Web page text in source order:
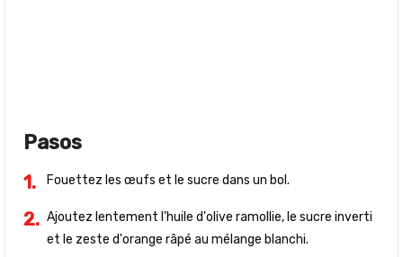
Pasos
Fouettez les œufs et le sucre dans un bol.
Ajoutez lentement l'huile d'olive ramollie, le sucre inverti
et le zeste d'orange râpé au mélange blanchi.